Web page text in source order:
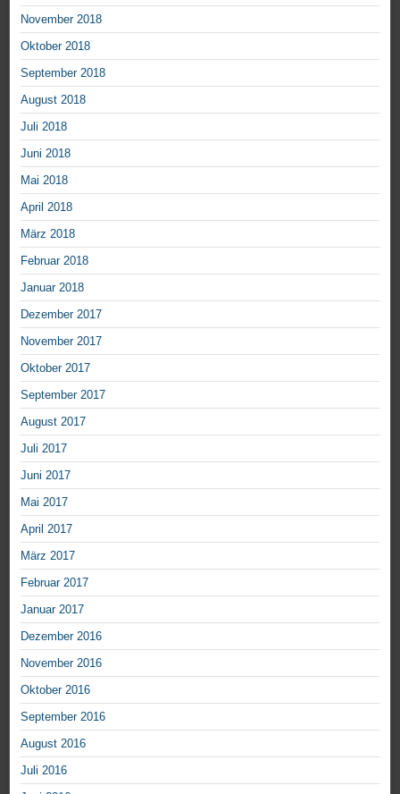
November 2018
Oktober 2018
September 2018
August 2018
Juli 2018
Juni 2018
Mai 2018
April 2018
März 2018
Februar 2018
Januar 2018
Dezember 2017
November 2017
Oktober 2017
September 2017
August 2017
Juli 2017
Juni 2017
Mai 2017
April 2017
März 2017
Februar 2017
Januar 2017
Dezember 2016
November 2016
Oktober 2016
September 2016
August 2016
Juli 2016